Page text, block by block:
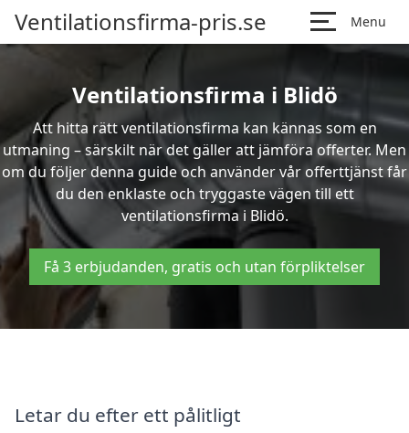
Ventilationsfirma-pris.se Menu
Ventilationsfirma i Blidö
Att hitta rätt ventilationsfirma kan kännas som en
utmaning – särskilt när det gäller att jämföra offerter. Men
om du följer denna guide och använder vår offerttjänst får
du den enklaste och tryggaste vägen till ett
ventilationsfirma i Blidö.
Få 3 erbjudanden, gratis och utan förpliktelser
Letar du efter ett pålitligt